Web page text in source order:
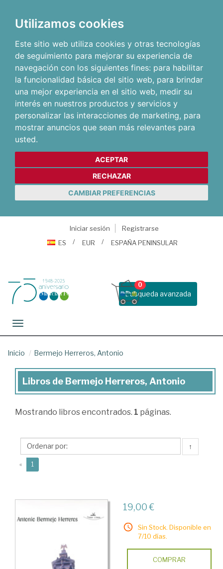
Utilizamos cookies
Este sitio web utiliza cookies y otras tecnologías
de seguimiento para mejorar su experiencia de
navegación con los siguientes fines: para habilitar
la funcionalidad básica del sitio web, para brindar
una mejor experiencia en el sitio web, medir su
interés en nuestros productos y servicios y
personalizar las interacciones de marketing, para
mostrar anuncios que sean más relevantes para
usted.
ACEPTAR
RECHAZAR
CAMBIAR PREFERENCIAS
Iniciar sesión
Registrarse
ES
EUR ESPAÑA PENINSULAR
Busqueda avanzada
0
Toggle navigation
Inicio Bermejo Herreros, Antonio
Libros
Bermejo
Antonio
Libros de Bermejo Herreros, Antonio
Mostrando libros encontrados. 1 páginas.
↑
« 1
19,00 €
Sin Stock. Disponible en
7/10 días.
COMPRAR